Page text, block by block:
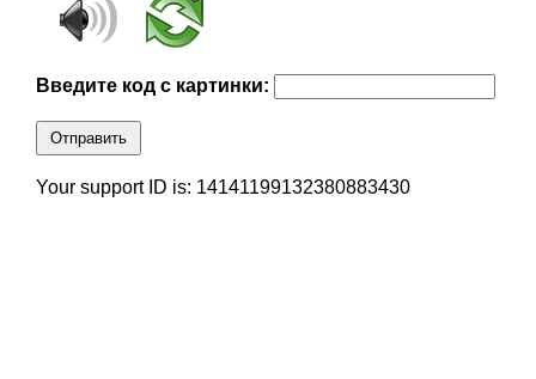
Введите код с картинки:
Отправить
Your support ID is: 14141199132380883430